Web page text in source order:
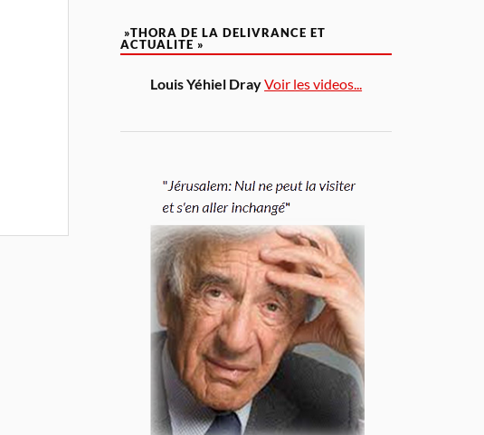
»THORA DE LA DELIVRANCE ET
ACTUALITE »
Louis Yéhiel DrayVoir les videos...